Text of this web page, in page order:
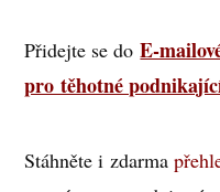
Přidejte se doE-
pro těhotné
Stáhněte i zdarma